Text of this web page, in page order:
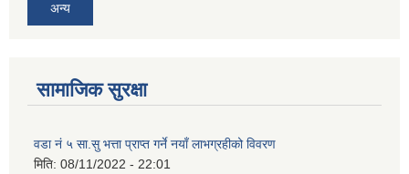
अन्य
सामाजिक सुरक्षा
वडा नं ५ सा.सु भत्ता प्राप्त गर्ने नयाँ लाभग्रहीको विवरण
मिति: 08/11/2022 - 22:01